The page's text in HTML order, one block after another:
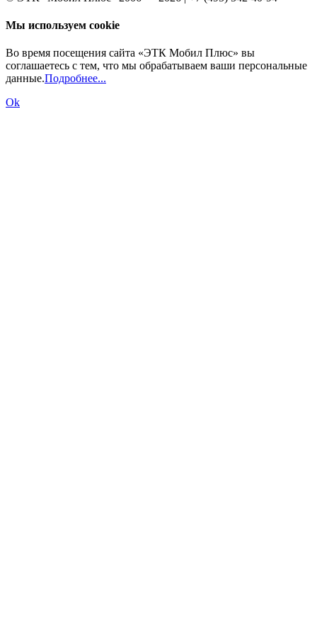
Мы используем cookie
Во время посещения сайта «ЭТК Мобил Плюс» вы
соглашаетесь с тем, что мы обрабатываем ваши персональные
данные.Подробнее...
Ok